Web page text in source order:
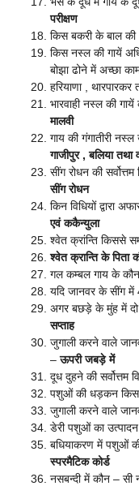
परीक्षण
किस बकरी के बाल
किस नस्ल की गायें
बोझा ढोने में अच्छा
हरियाणा ,
भारवाही नस्ल की
मालवी
गाय की गंगातीरी
गाजीपुर , बलिया तथा
सींग रोधन की
सींग रोधन
किन विधियों द्वारा
एवं ककैन्युला
श्वेत क्रांन्ति किससे
श्वेत क्रान्ति के
गल कम्बल गाय के
यदि जानवर के सींग में
अगर बछड़े के मुंह में दो
सप्ताह
जुगाली करने वाले
–ऊपरी जबड़े में
दूध दुहने की सर्वोत्तम
पशुओं की धड़कन किस
जुगाली करने वाले
डेरी पशुओं का
बधियाकरण में पशुओं
स्परमैटिक कोर्ड
नसबन्दी में कौन – सी